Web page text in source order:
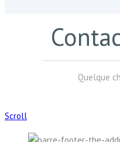
Quelque
Scroll